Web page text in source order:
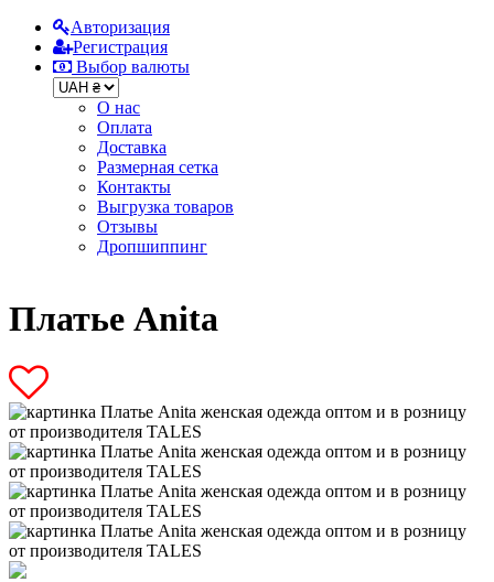
Авторизация
Регистрация
Выбор валюты
О нас
Оплата
Доставка
Размерная сетка
Контакты
Выгрузка товаров
Отзывы
Дропшиппинг
Платье Anita